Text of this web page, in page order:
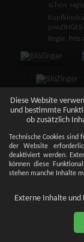
schön
penZINGER
Regie:
Diese Website
und bestimmte
ob zusätzlich
Technische Cookies
der Website
deaktiviert werden.
können diese
stehen manche Inhalte
Externe Inhalte und